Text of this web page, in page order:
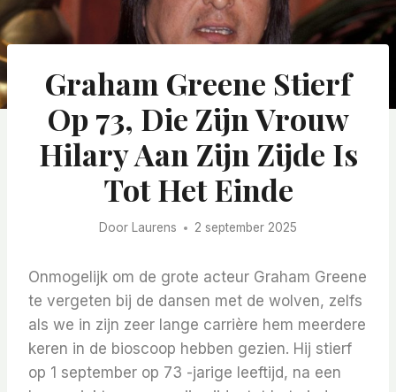
Graham Greene Stierf
Op 73, Die Zijn Vrouw
Hilary Aan Zijn Zijde Is
Tot Het Einde
Door Laurens 2 september 2025
Onmogelijk om de grote acteur Graham Greene
te vergeten bij de dansen met de wolven, zelfs
als we in zijn zeer lange carrière hem meerdere
keren in de bioscoop hebben gezien. Hij stierf
op 1 september op 73 -jarige leeftijd, na een